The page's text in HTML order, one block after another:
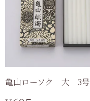
亀山ローソク 大 3号